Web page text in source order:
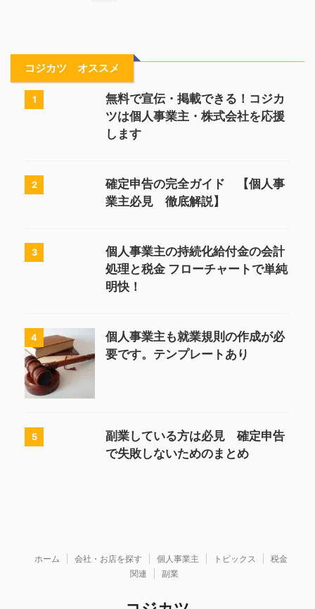
コジカツ オススメ
1
無料で宣伝・掲載できる！コジカ
ツは個人事業主・株式会社を応援
します
2
確定申告の完全ガイド 【個人事
業主必見 徹底解説】
3
個人事業主の持続化給付金の会計
処理と税金 フローチャートで単純
明快！
4
個人事業主も就業規則の作成が必
要です。テンプレートあり
5
副業している方は必見 確定申告
で失敗しないためのまとめ
ホーム 会社・お店を探す 個人事業主 トピックス
税金
関連
副業